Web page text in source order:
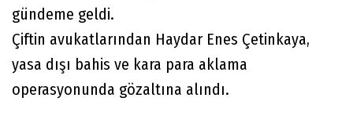
gündeme geldi.
Çiftin avukatlarından Haydar Enes Çetinkaya,
yasa dışı bahis ve kara para aklama
operasyonunda gözaltına alındı.